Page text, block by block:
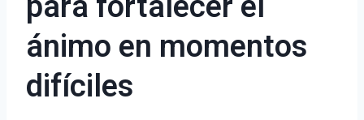
ánimo en momentos
difíciles